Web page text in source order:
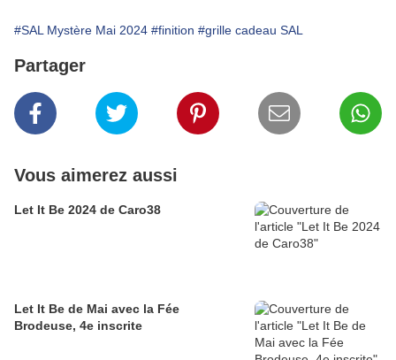
#SAL Mystère Mai 2024 #finition #grille cadeau SAL
Partager
Vous aimerez aussi
Let It Be 2024 de Caro38
Let It Be de Mai avec la Fée
Brodeuse, 4e inscrite